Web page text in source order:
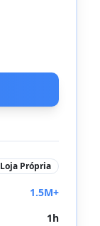
Loja Própria
1.5M+
1h